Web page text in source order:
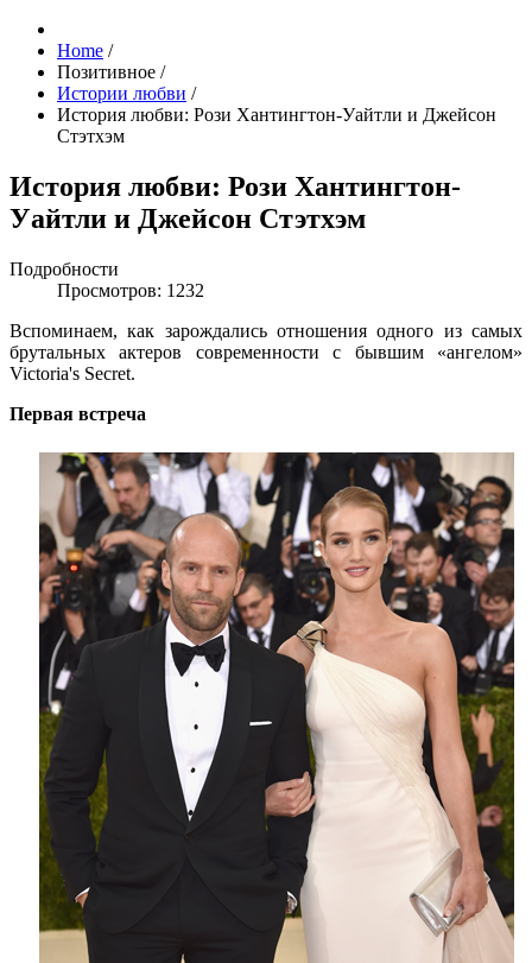
Home /
Позитивное /
Истории любви /
История любви: Рози Хантингтон-Уайтли и Джейсон
Стэтхэм
История любви: Рози Хантингтон-
Уайтли и Джейсон Стэтхэм
Подробности
Просмотров: 1232
Вспоминаем, как зарождались отношения одного из самых
брутальных актеров современности с бывшим «ангелом»
Victoria's Secret.
Первая встреча